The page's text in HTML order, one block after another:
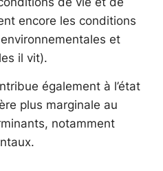
encore les conditions
et
il vit).
également à l’état
plus marginale au
notamment